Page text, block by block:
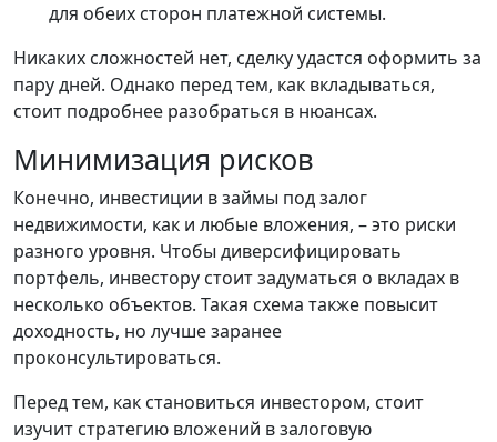
для обеих сторон платежной системы.
Никаких сложностей нет, сделку удастся оформить за
пару дней. Однако перед тем, как вкладываться,
стоит подробнее разобраться в нюансах.
Минимизация рисков
Конечно, инвестиции в займы под залог
недвижимости, как и любые вложения, – это риски
разного уровня. Чтобы диверсифицировать
портфель, инвестору стоит задуматься о вкладах в
несколько объектов. Такая схема также повысит
доходность, но лучше заранее
проконсультироваться.
Перед тем, как становиться инвестором, стоит
изучит стратегию вложений в залоговую